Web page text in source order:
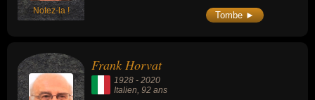
Notez-la ! Tombe ►
Frank Horvat
1928 - 2020
Italien, 92 ans